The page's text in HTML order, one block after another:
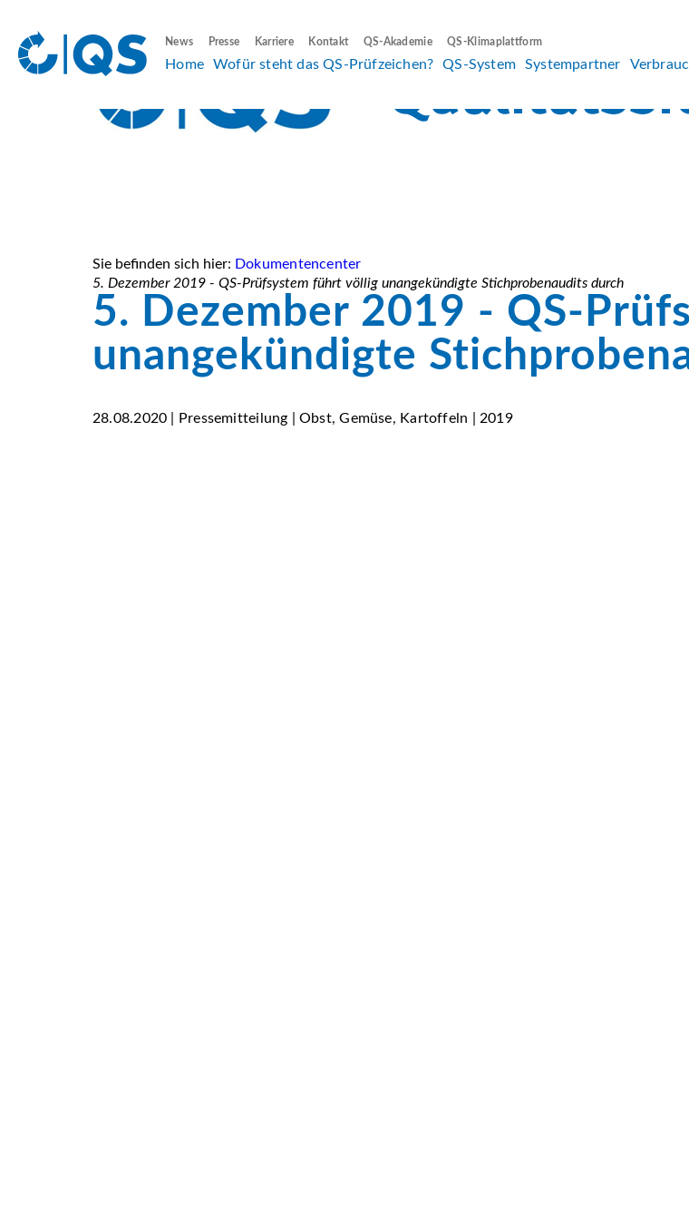
News Presse Karriere Kontakt QS-Akademie QS-Klimaplattform
Home Wofür steht das QS-Prüfzeichen? QS-System Systempartner
Sie befinden sich hier: Dokumentencenter
5. Dezember 2019 - QS-Prüfsystem führt völlig unangekündigte Stichprobenaudits durch
5. Dezember 2019 - QS-
unangekündigte
28.08.2020 | Pressemitteilung | Obst, Gemüse, Kartoffeln | 2019